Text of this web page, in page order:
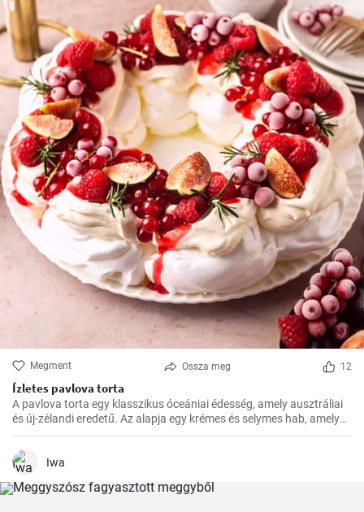
Megment Ossza meg 12
Ízletes pavlova torta
A pavlova torta egy klasszikus óceániai édesség, amely ausztráliai
és új-zélandi eredetű. Az alapja egy krémes és selymes hab, amelyet
a tetején friss gyümölcsökkel, például egyszerűen málnával vagy
eperrel, díszítenek
Iwa